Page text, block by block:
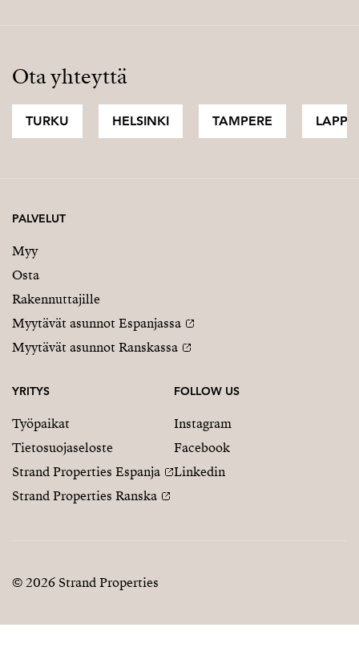
Ota yhteyttä
TURKU HELSINKI TAMPERE LAPPI
PALVELUT
Myy
Osta
Rakennuttajille
Myytävät asunnot Espanjassa
Myytävät asunnot Ranskassa
YRITYS
Työpaikat
Tietosuojaseloste
Strand Properties Espanja
Strand Properties Ranska
FOLLOW US
Instagram
Facebook
Linkedin
© 2026 Strand Properties